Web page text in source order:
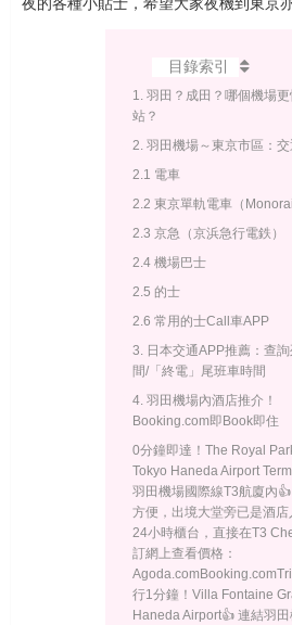
目錄索引
1. 羽田？成田？哪個機場
站？
2. 羽田機場～東京市區：交
2.1 電車
2.2 東京單軌電車（
2.3 京急（京浜急行電鉄）
2.4 機場巴士
2.5 的士
2.6 常用的士Call車APP
3. 日本交通APP推薦：查
間/「終電」尾班車時間
4. 羽田機場內酒店推介！
Booking.com即Book即住
0分鐘即達！The Royal
Tokyo Haneda Airport
羽田機場國際線T3航廈內
方便，出境大堂旁已是酒店
24小時櫃台，直接在T3
訂網上查看價格：
行1分鐘！Villa Fontaine
Haneda Airport👍 連結羽